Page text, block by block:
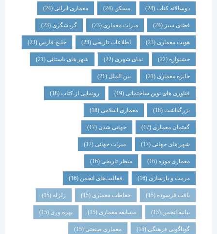
دوسالانه کتاب(24) مسکن (24) معماری ایرانی(24)
فضای سبز(24) میراث معماری (23) گردشگری (23)
هویت معماری (23) اطلاعات تاریخی(23) خلیج فارس(23)
جشنواره(22) نمای شهری(22) شهر های باستانی (21)
جایزه معماری (21) بین الملل(21)
فناوری های نوین ساختمانی(19) رونمایی از کتاب (18)
بزرگداشت (18) معماری اسلامی(18)
گفتمان معماری (17) جهانی شدن(17)
شهر های جهانی(17) میراث جهانی(17)
معماری موزه(16) منظر تاریخی (16)
مرمت و بازسازی(16) فعالیت‌های انجمن(16)
بافت فرسوده (15) حفاظت معماری (15) زلزله
بیانیه انجمن(15) مسابقه معماری (15) بهره وری(15)
گوناگونی فرهنگی (15) معماری صنعتی(15)